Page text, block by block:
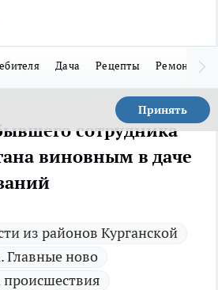
Дача Рецепты Ремонт
Принять
сотрудника
виновным в даче
из районов Курганской
Главные ново
происшествия